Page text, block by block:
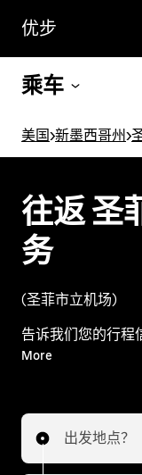
优步
乘车
美国>新墨西哥州>
往返 圣
务
(圣菲市立机场)
告诉我们您的行程
的最佳选择。
More
出发地点？